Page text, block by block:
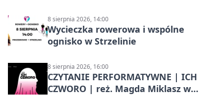
8 sierpnia 2026, 14:00
Wycieczka rowerowa i wspólne
ognisko w Strzelinie
8 sierpnia 2026, 16:00
CZYTANIE PERFORMATYWNE | ICH
CZWORO | reż. Magda Miklasz w